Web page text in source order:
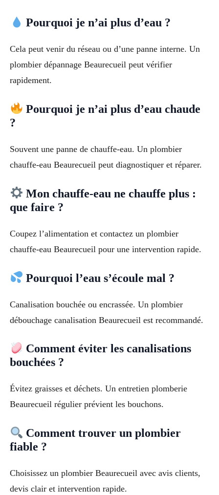
Pourquoi je n’ai plus d’eau ?
Cela peut venir du réseau ou d’une panne interne. Un
plombier dépannage Beaurecueil peut vérifier
rapidement.
Pourquoi je n’ai plus d’eau chaude
?
Souvent une panne de chauffe-eau. Un plombier
chauffe-eau Beaurecueil peut diagnostiquer et réparer.
Mon chauffe-eau ne chauffe plus :
que faire ?
Coupez l’alimentation et contactez un plombier
chauffe-eau Beaurecueil pour une intervention rapide.
Pourquoi l’eau s’écoule mal ?
Canalisation bouchée ou encrassée. Un plombier
débouchage canalisation Beaurecueil est recommandé.
Comment éviter les canalisations
bouchées ?
Évitez graisses et déchets. Un entretien plomberie
Beaurecueil régulier prévient les bouchons.
Comment trouver un plombier
fiable ?
Choisissez un plombier Beaurecueil avec avis clients,
devis clair et intervention rapide.